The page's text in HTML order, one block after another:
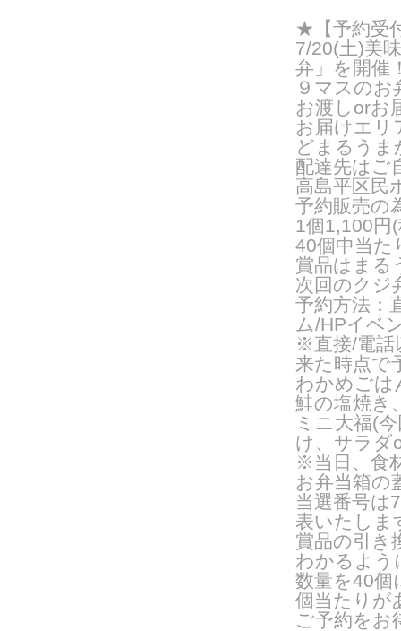
★【予約受
7/20(土)美
弁」を開催
９マスの
お渡し orお
お届けエリ
どまるうま
配達先はご
高島平区民
予約販売の
1個1,100円 (
40個中当た
賞品はまる
次回のクジ
予約方法：
ム/HPイベ
※直接/電
来た時点で
わかめごは
鮭の塩焼き
ミニ大福(
け、サラダ
※当日、食
お弁当箱の
当選番号は
表いたしま
賞品の引き
わかるよう
数量を40個
個当たりが
ご予約をお